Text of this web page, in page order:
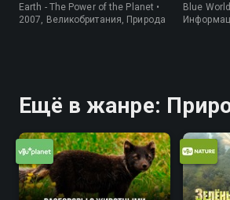
Earth - The Power of the Planet •
2007, Великобритания, Природа
Blue
Ещё в жанре: